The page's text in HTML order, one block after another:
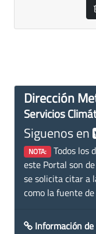
Dirección
Servicios
Siguenos en
NOTA: Todos los
este Portal son
se solicita citar a
como la fuente
Información